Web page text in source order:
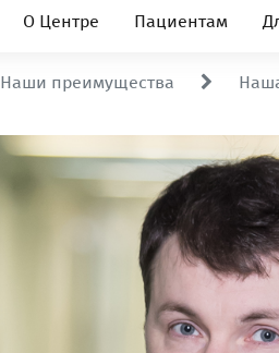
О Центре Пациентам
Наши преимущества